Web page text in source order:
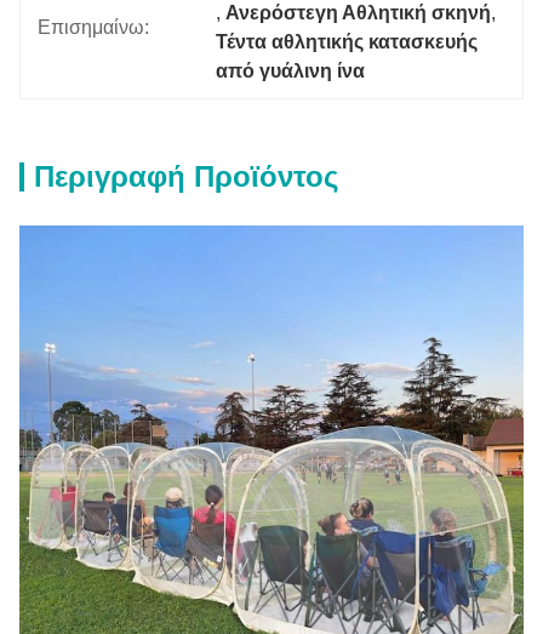
Επισημαίνω:
, Ανερόστεγη Αθλητική σκηνή,
Τέντα αθλητικής κατασκευής
από γυάλινη ίνα
Περιγραφή Προϊόντος